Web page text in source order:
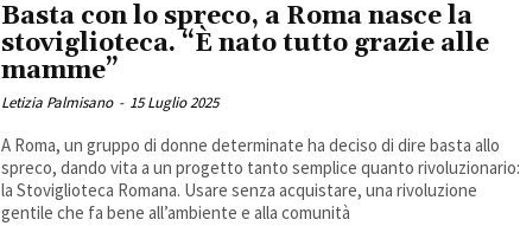
Basta con lo spreco, a Roma nasce la
stoviglioteca. “È nato tutto grazie alle
mamme”
Letizia Palmisano - 15 Luglio 2025
A Roma, un gruppo di donne determinate ha deciso di dire basta allo
spreco, dando vita a un progetto tanto semplice quanto rivoluzionario:
la Stoviglioteca Romana. Usare senza acquistare, una rivoluzione
gentile che fa bene all’ambiente e alla comunità